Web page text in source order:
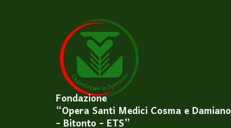
Fondazione
“Opera Santi Medici Cosma e Damiano